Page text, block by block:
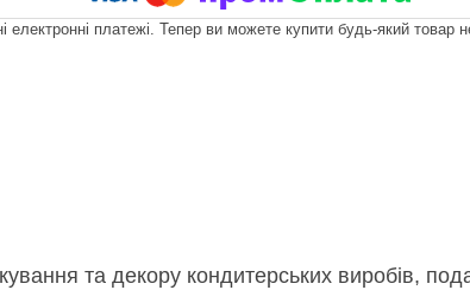
електронні платежі. Тепер ви можете купити будь-який товар
та декору кондитерських виробів,